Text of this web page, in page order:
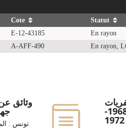
Cote
Statut
E-12-43185
En rayon
A-AFF-490 En rayon,
وثائق
تونس :
المقبرة الغربية بتيبازة1968-
1972